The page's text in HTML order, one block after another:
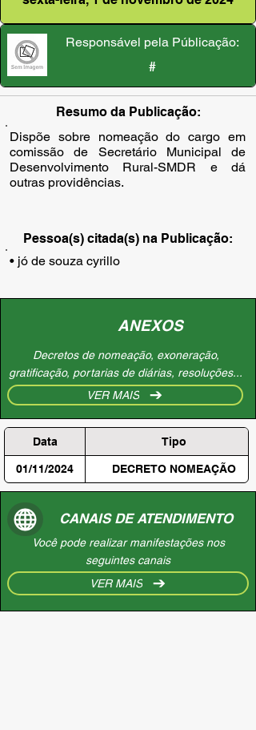
Responsável pela Públicação:
#
Resumo da Publicação:
Dispõe sobre nomeação do cargo em
comissão de Secretário Municipal de
Desenvolvimento Rural-SMDR e dá
outras providências.
Pessoa(s) citada(s) na Publicação:
• jó de souza cyrillo
ANEXOS
Decretos de nomeação, exoneração,
gratificação, portarias de diárias, resoluções...
VER MAIS
Data Tipo
01/11/2024 DECRETO NOMEAÇÃO
CANAIS DE ATENDIMENTO
Você pode realizar manifestações nos
seguintes canais
VER MAIS